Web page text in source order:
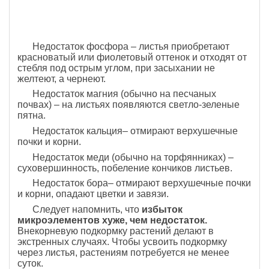
Недостаток фосфора – листья приобретают
красноватый или фиолетовый оттенок и отходят от
стебля под острым углом, при засыхании не
желтеют, а чернеют.
Недостаток магния (обычно на песчаных
почвах) – на листьях появляются светло-зеленые
пятна.
Недостаток кальция– отмирают верхушечные
почки и корни.
Недостаток меди (обычно на торфянниках) –
суховершинность, побеление кончиков листьев.
Недостаток бора– отмирают верхушечные почки
и корни, опадают цветки и завязи.
Следует напомнить, что избыток
микроэлементов хуже, чем недостаток.
Внекорневую подкормку растений делают в
экстренных случаях. Чтобы усвоить подкормку
через листья, растениям потребуется не менее
суток.